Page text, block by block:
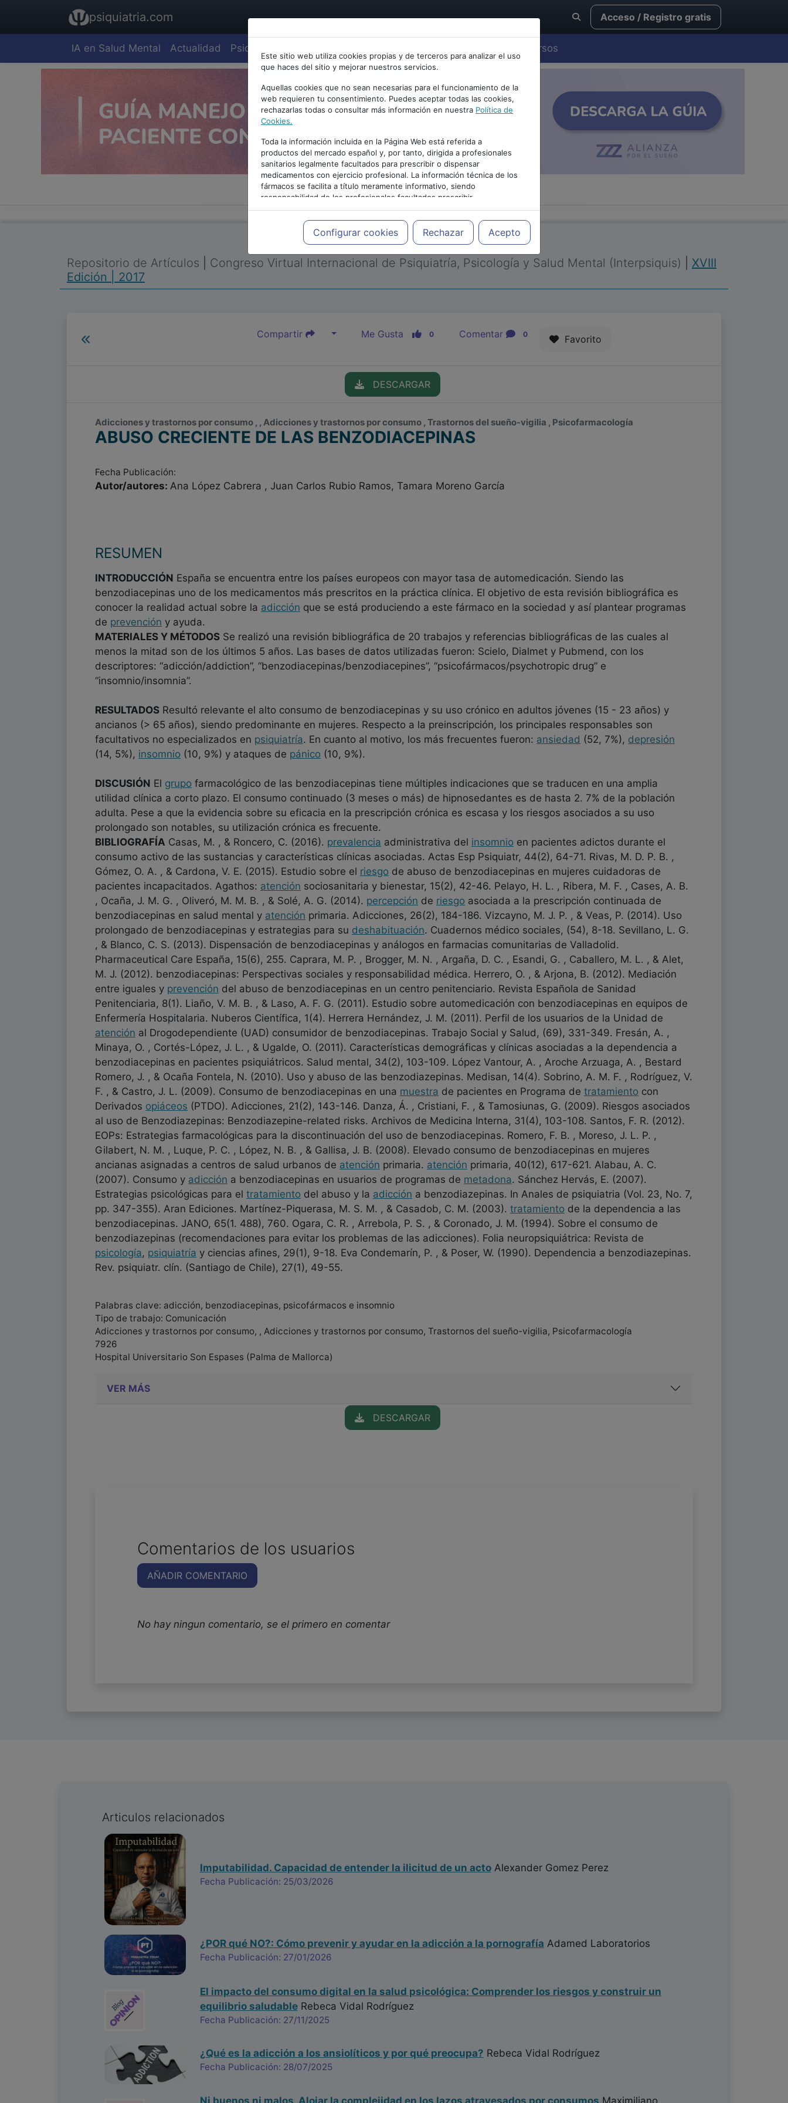
psiquiatria.com Acceso / Registro gratis
IA en Salud Mental Actualidad Psiquiatría Cursos
Este sitio web utiliza cookies propias y de terceros para analizar el uso
que haces del sitio y mejorar nuestros servicios.
Aquellas cookies que no sean necesarias para el funcionamiento de la
web requieren tu consentimiento. Puedes aceptar todas las cookies,
rechazarlas todas o consultar más información en nuestra Política de
Cookies.
Toda la información incluida en la Página Web está referida a
productos del mercado español y, por tanto, dirigida a profesionales
sanitarios legalmente facultados para prescribir o dispensar
medicamentos con ejercicio profesional. La información técnica de los
fármacos se facilita a título meramente informativo, siendo
responsabilidad de los profesionales facultados prescribir
medicamentos y decidir, en cada caso concreto, el tratamiento más
adecuado a las necesidades del paciente.
Configurar cookies Rechazar Acepto
PUBLICIDAD
Repositorio de Artículos Congreso Virtual Internacional de Psiquiatría, Psicología y Salud Mental (Interpsiquis)
XVIII
Edición | 2017
Compartir Me Gusta 0 Comentar 0 Favorito
DESCARGAR
Adicciones y trastornos por consumo , , Adicciones y trastornos por consumo , Trastornos del sueño-vigilia , Psicofarmacología
ABUSO CRECIENTE DE LAS BENZODIACEPINAS
Fecha Publicación:
Autor/autores: Ana López Cabrera , Juan Carlos Rubio Ramos, Tamara Moreno García
RESUMEN
INTRODUCCIÓN España se encuentra entre los países europeos con mayor tasa de automedicación. Siendo las
benzodiacepinas uno de los medicamentos más prescritos en la práctica clínica. El objetivo de esta revisión bibliográfica es
conocer la realidad actual sobre la adicción que se está produciendo a este fármaco en la sociedad y así plantear programas
de prevención y ayuda.
MATERIALES Y MÉTODOS Se realizó una revisión bibliográfica de 20 trabajos y referencias bibliográficas de las cuales al
menos la mitad son de los últimos 5 años. Las bases de datos utilizadas fueron: Scielo, Dialmet y Pubmend, con los
descriptores: “adicción/addiction”, “benzodiacepinas/benzodiacepines”, “psicofármacos/psychotropic drug” e
“insomnio/insomnia”.
RESULTADOS Resultó relevante el alto consumo de benzodiacepinas y su uso crónico en adultos jóvenes (15 - 23 años) y
ancianos (> 65 años), siendo predominante en mujeres. Respecto a la preinscripción, los principales responsables son
facultativos no especializados en psiquiatría. En cuanto al motivo, los más frecuentes fueron: ansiedad (52, 7%), depresión
(14, 5%), insomnio (10, 9%) y ataques de pánico (10, 9%).
DISCUSIÓN El grupo farmacológico de las benzodiacepinas tiene múltiples indicaciones que se traducen en una amplia
utilidad clínica a corto plazo. El consumo continuado (3 meses o más) de hipnosedantes es de hasta 2. 7% de la población
adulta. Pese a que la evidencia sobre su eficacia en la prescripción crónica es escasa y los riesgos asociados a su uso
prolongado son notables, su utilización crónica es frecuente.
BIBLIOGRAFÍA Casas, M. , & Roncero, C. (2016). prevalencia administrativa del insomnio en pacientes adictos durante el
consumo activo de las sustancias y características clínicas asociadas. Actas Esp Psiquiatr, 44(2), 64-71. Rivas, M. D. P. B. ,
Gómez, O. A. , & Cardona, V. E. (2015). Estudio sobre el riesgo de abuso de benzodiacepinas en mujeres cuidadoras de
pacientes incapacitados. Agathos: atención sociosanitaria y bienestar, 15(2), 42-46. Pelayo, H. L. , Ribera, M. F. , Cases, A. B.
, Ocaña, J. M. G. , Oliveró, M. M. B. , & Solé, A. G. (2014). percepción de riesgo asociada a la prescripción continuada de
benzodiacepinas en salud mental y atención primaria. Adicciones, 26(2), 184-186. Vizcayno, M. J. P. , & Veas, P. (2014). Uso
prolongado de benzodiacepinas y estrategias para su deshabituación. Cuadernos médico sociales, (54), 8-18. Sevillano, L. G.
, & Blanco, C. S. (2013). Dispensación de benzodiacepinas y análogos en farmacias comunitarias de Valladolid.
Pharmaceutical Care España, 15(6), 255. Caprara, M. P. , Brogger, M. N. , Argaña, D. C. , Esandi, G. , Caballero, M. L. , & Alet,
M. J. (2012). benzodiacepinas: Perspectivas sociales y responsabilidad médica. Herrero, O. , & Arjona, B. (2012). Mediación
entre iguales y prevención del abuso de benzodiacepinas en un centro penitenciario. Revista Española de Sanidad
Penitenciaria, 8(1). Liaño, V. M. B. , & Laso, A. F. G. (2011). Estudio sobre automedicación con benzodiacepinas en equipos de
Enfermería Hospitalaria. Nuberos Científica, 1(4). Herrera Hernández, J. M. (2011). Perfil de los usuarios de la Unidad de
atención al Drogodependiente (UAD) consumidor de benzodiacepinas. Trabajo Social y Salud, (69), 331-349. Fresán, A. ,
Minaya, O. , Cortés-López, J. L. , & Ugalde, O. (2011). Características demográficas y clínicas asociadas a la dependencia a
benzodiacepinas en pacientes psiquiátricos. Salud mental, 34(2), 103-109. López Vantour, A. , Aroche Arzuaga, A. , Bestard
Romero, J. , & Ocaña Fontela, N. (2010). Uso y abuso de las benzodiazepinas. Medisan, 14(4). Sobrino, A. M. F. , Rodríguez, V.
F. , & Castro, J. L. (2009). Consumo de benzodiacepinas en una muestra de pacientes en Programa de tratamiento con
Derivados opiáceos (PTDO). Adicciones, 21(2), 143-146. Danza, Á. , Cristiani, F. , & Tamosiunas, G. (2009). Riesgos asociados
al uso de Benzodiazepinas: Benzodiazepine-related risks. Archivos de Medicina Interna, 31(4), 103-108. Santos, F. R. (2012).
EOPs: Estrategias farmacológicas para la discontinuación del uso de benzodiacepinas. Romero, F. B. , Moreso, J. L. P. ,
Gilabert, N. M. , Luque, P. C. , López, N. B. , & Gallisa, J. B. (2008). Elevado consumo de benzodiacepinas en mujeres
ancianas asignadas a centros de salud urbanos de atención primaria. atención primaria, 40(12), 617-621. Alabau, A. C.
(2007). Consumo y adicción a benzodiacepinas en usuarios de programas de metadona. Sánchez Hervás, E. (2007).
Estrategias psicológicas para el tratamiento del abuso y la adicción a benzodiazepinas. In Anales de psiquiatria (Vol. 23, No. 7,
pp. 347-355). Aran Ediciones. Martínez-Piquerasa, M. S. M. , & Casadob, C. M. (2003). tratamiento de la dependencia a las
benzodiacepinas. JANO, 65(1. 488), 760. Ogara, C. R. , Arrebola, P. S. , & Coronado, J. M. (1994). Sobre el consumo de
benzodiazepinas (recomendaciones para evitar los problemas de las adicciones). Folia neuropsiquiátrica: Revista de
psicología, psiquiatría y ciencias afines, 29(1), 9-18. Eva Condemarín, P. , & Poser, W. (1990). Dependencia a benzodiazepinas.
Rev. psiquiatr. clín. (Santiago de Chile), 27(1), 49-55.
Palabras clave: adicción, benzodiacepinas, psicofármacos e insomnio
Tipo de trabajo: Comunicación
Adicciones y trastornos por consumo, , Adicciones y trastornos por consumo, Trastornos del sueño-vigilia, Psicofarmacología
7926
Hospital Universitario Son Espases (Palma de Mallorca)
VER MÁS
DESCARGAR
Comentarios de los usuarios
AÑADIR COMENTARIO
No hay ningun comentario, se el primero en comentar
Articulos relacionados
Imputabilidad. Capacidad de entender la ilicitud de un actoAlexander Gomez Perez
Fecha Publicación: 25/03/2026
¿POR qué NO?: Cómo prevenir y ayudar en la adicción a la pornografía Adamed Laboratorios
Fecha Publicación: 27/01/2026
El impacto del consumo digital en la salud psicológica: Comprender los riesgos y construir un
equilibrio saludableRebeca Vidal Rodríguez
Fecha Publicación: 27/11/2025
¿Qué es la adicción a los ansiolíticos y por qué preocupa? Rebeca Vidal Rodríguez
Fecha Publicación: 28/07/2025
Ni buenos ni malos, Alojar la complejidad en los lazos atravesados por consumos Maximiliano